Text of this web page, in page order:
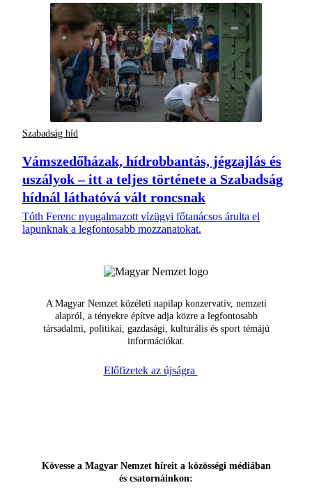
Szabadság híd
Vámszedőházak, hídrobbantás, jégzajlás és
uszályok – itt a teljes története a Szabadság
hídnál láthatóvá vált roncsnak
Tóth Ferenc nyugalmazott vízügyi főtanácsos árulta el
lapunknak a legfontosabb mozzanatokat.
A Magyar Nemzet közéleti napilap konzervatív, nemzeti
alapról, a tényekre építve adja közre a legfontosabb
társadalmi, politikai, gazdasági, kulturális és sport témájú
információkat.
Előfizetek az újságra
Kövesse a Magyar Nemzet híreit a közösségi médiában
és csatornáinkon: